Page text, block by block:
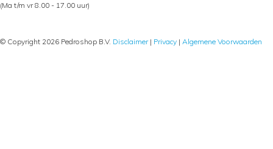
(Ma t/m vr 8.00 - 17.00 uur)
© Copyright 2026 Pedroshop B.V. Disclaimer| Privacy | Algemene Voorwaarden